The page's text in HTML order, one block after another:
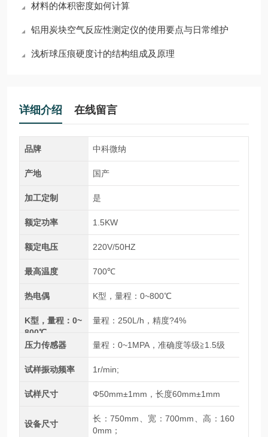
材料的体积密度如何计算
铝用炭块空气反应性测定仪的使用要点与日常维护
浅析球压痕硬度计的结构组成及原理
详细介绍 在线留言
品牌 中科微纳
产地 国产
加工定制 是
额定功率 1.5KW
额定电压 220V/50HZ
最高温度 700℃
热电偶 K型，量程：0~800℃
K型，量程：0~
800℃
量程：250L/h，精度?4%
压力传感器 量程：0~1MPA，准确度等级≧1.5级
试样振动频率 1r/min;
试样尺寸 Φ50mm±1mm，长度60mm±1mm
设备尺寸
长：750mm、宽：700mm、高：160
0mm；